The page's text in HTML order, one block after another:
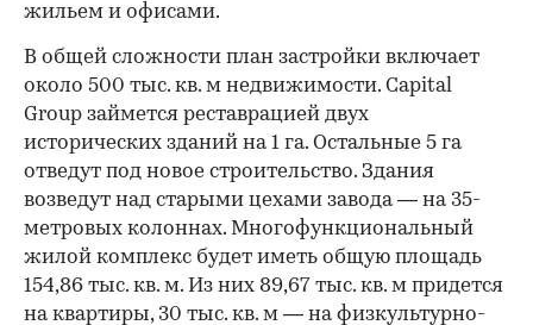
жильем и офисами.
В общей сложности план застройки включает
около 500 тыс. кв. м недвижимости. Capital
Group займется реставрацией двух
исторических зданий на 1 га. Остальные 5 га
отведут под новое строительство. Здания
возведут над старыми цехами завода — на 35-
метровых колоннах. Многофункциональный
жилой комплекс будет иметь общую площадь
154,86 тыс. кв. м. Из них 89,67 тыс. кв. м придется
на квартиры, 30 тыс. кв. м — на физкультурно-